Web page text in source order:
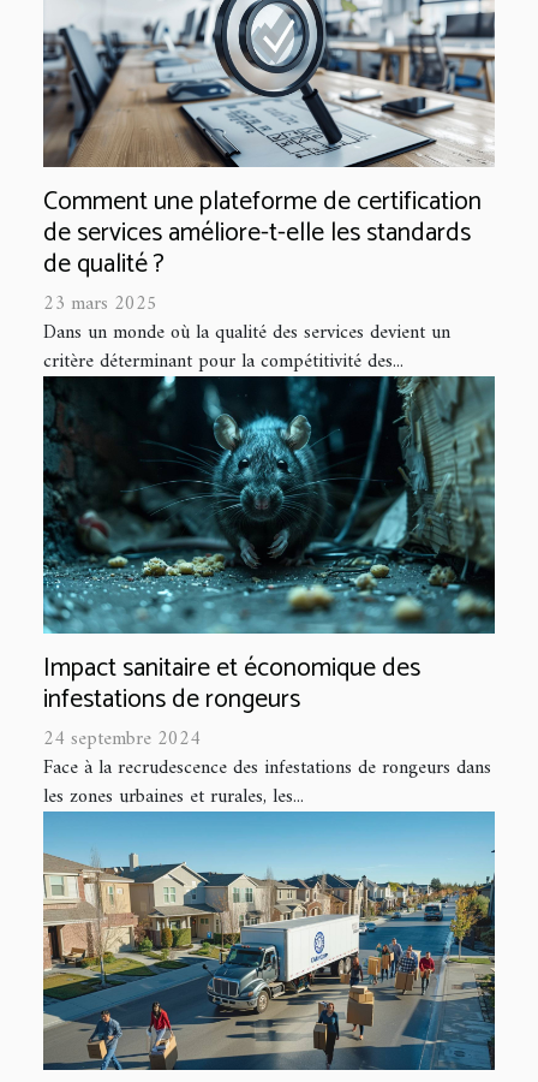
Comment une plateforme de certification
de services améliore-t-elle les standards
de qualité ?
23 mars 2025
Dans un monde où la qualité des services devient un
critère déterminant pour la compétitivité des...
Impact sanitaire et économique des
infestations de rongeurs
24 septembre 2024
Face à la recrudescence des infestations de rongeurs dans
les zones urbaines et rurales, les...